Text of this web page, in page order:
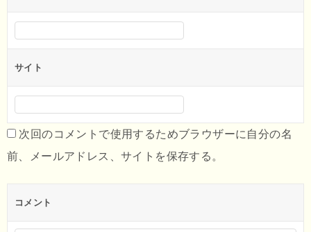
サイト
次回のコメントで使用するためブラウザーに自分の名
前、メールアドレス、サイトを保存する。
コメント